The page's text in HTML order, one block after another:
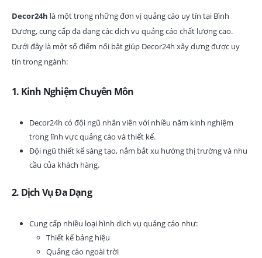
Decor24h là một trong những đơn vị quảng cáo uy tín tại Bình
Dương, cung cấp đa dạng các dịch vụ quảng cáo chất lượng cao.
Dưới đây là một số điểm nổi bật giúp Decor24h xây dựng được uy
tín trong ngành:
1. Kinh Nghiệm Chuyên Môn
Decor24h có đội ngũ nhân viên với nhiều năm kinh nghiệm
trong lĩnh vực quảng cáo và thiết kế.
Đội ngũ thiết kế sáng tạo, nắm bắt xu hướng thị trường và nhu
cầu của khách hàng.
2. Dịch Vụ Đa Dạng
Cung cấp nhiều loại hình dịch vụ quảng cáo như:
Thiết kế bảng hiệu
Quảng cáo ngoài trời